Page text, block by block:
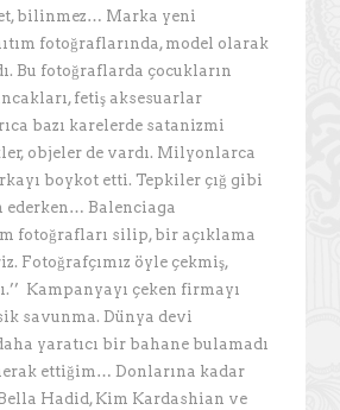
bilinmez… Marka yeni
fotoğraflarında, model olarak
Bu fotoğraflarda çocukların
fetiş aksesuarlar
bazı karelerde satanizmi
objeler de vardı. Milyonlarca
boykot etti. Tepkiler çığ gibi
ederken… Balenciaga
fotoğrafları silip, bir açıklama
Fotoğrafçımız öyle çekmiş,
Kampanyayı çeken firmayı
savunma. Dünya devi
yaratıcı bir bahane bulamadı
ettiğim… Donlarına kadar
Hadid, Kim Kardashian ve